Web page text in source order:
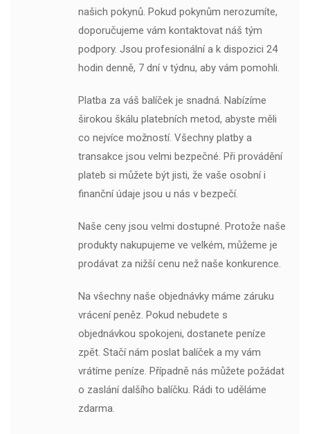
našich pokynů. Pokud pokynům nerozumíte,
doporučujeme vám kontaktovat náš tým
podpory. Jsou profesionální a k dispozici 24
hodin denně, 7 dní v týdnu, aby vám pomohli.
Platba za váš balíček je snadná. Nabízíme
širokou škálu platebních metod, abyste měli
co nejvíce možností. Všechny platby a
transakce jsou velmi bezpečné. Při provádění
plateb si můžete být jisti, že vaše osobní i
finanční údaje jsou u nás v bezpečí.
Naše ceny jsou velmi dostupné. Protože naše
produkty nakupujeme ve velkém, můžeme je
prodávat za nižší cenu než naše konkurence.
Na všechny naše objednávky máme záruku
vrácení peněz. Pokud nebudete s
objednávkou spokojeni, dostanete peníze
zpět. Stačí nám poslat balíček a my vám
vrátíme peníze. Případně nás můžete požádat
o zaslání dalšího balíčku. Rádi to uděláme
zdarma.